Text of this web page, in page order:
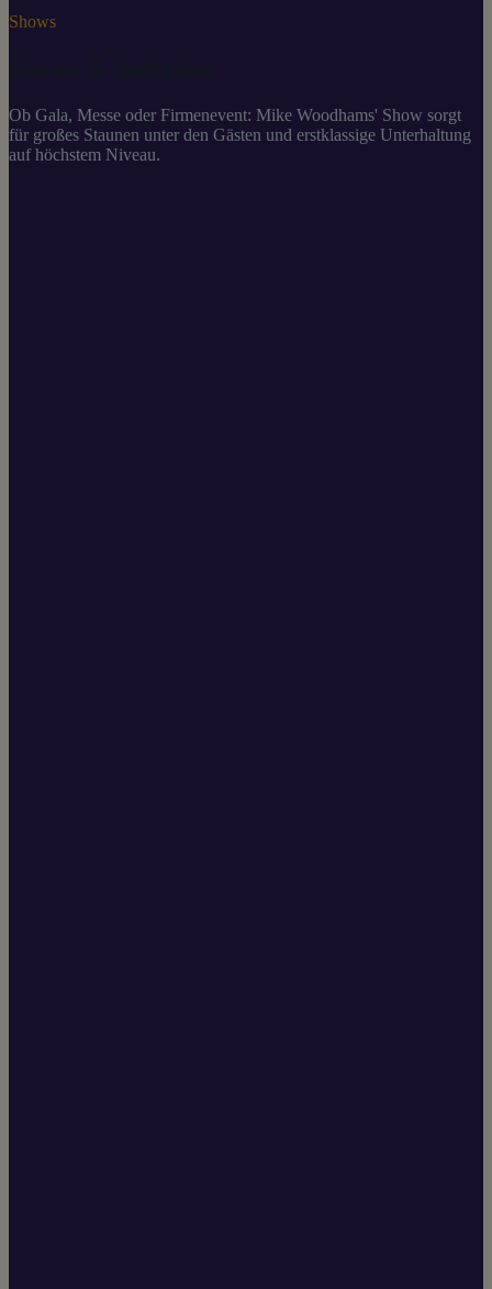
Shows
Ob Gala, Messe oder Firmenevent: Mike Woodhams' Show sorgt
für großes Staunen unter den Gästen und erstklassige Unterhaltung
auf höchstem Niveau.